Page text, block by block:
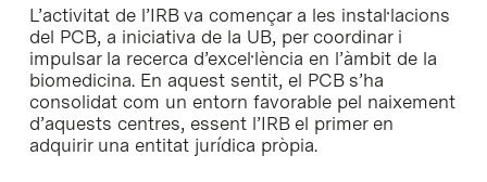
L’activitat de l’IRB va començar a les instal·lacions
del PCB, a iniciativa de la UB, per coordinar i
impulsar la recerca d’excel·lència en l’àmbit de la
biomedicina. En aquest sentit, el PCB s’ha
consolidat com un entorn favorable pel naixement
d’aquests centres, essent l’IRB el primer en
adquirir una entitat jurídica pròpia.